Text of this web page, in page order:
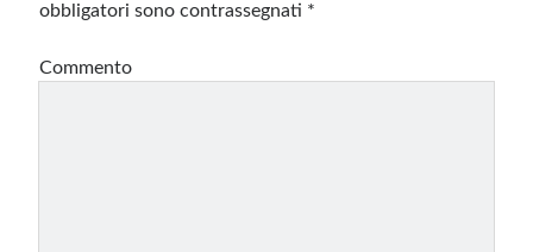
obbligatori sono contrassegnati *
Commento